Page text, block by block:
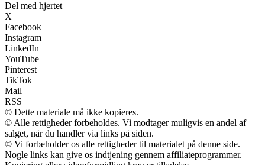
Del med hjertet
X
Facebook
Instagram
LinkedIn
YouTube
Pinterest
TikTok
Mail
RSS
© Dette materiale må ikke kopieres.
© Alle rettigheder forbeholdes. Vi modtager muligvis en andel af
salget, når du handler via links på siden.
© Vi forbeholder os alle rettigheder til materialet på denne side.
Nogle links kan give os indtjening gennem affiliateprogrammer.